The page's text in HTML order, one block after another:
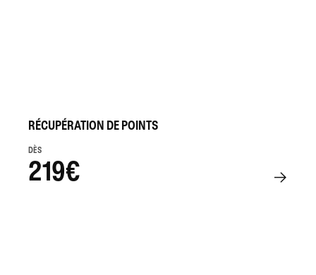
RÉCUPÉRATION DE POINTS
DÈS
219€